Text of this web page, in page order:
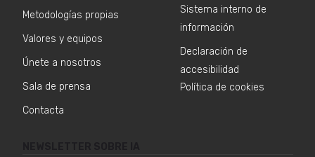
Metodologías propias
Valores y equipos
Únete a nosotros
Sala de prensa
Contacta
Sistema interno de
información
Declaración de
accesibilidad
Política de cookies